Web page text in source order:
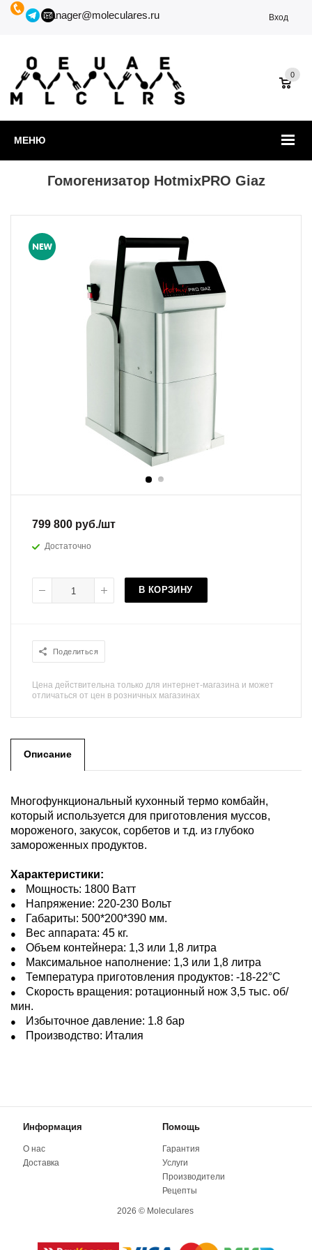
manager@moleculares.ru Вход
МЕНЮ
0
Гомогенизатор HotmixPRO Giaz
799 800 руб./шт
Достаточно
В КОРЗИНУ
Поделиться
Цена действительна только для интернет-магазина и может
отличаться от цен в розничных магазинах
Описание
Многофункциональный кухонный термо комбайн,
который используется для приготовления муссов,
мороженого, закусок, сорбетов и т.д. из глубоко
замороженных продуктов.
Характеристики:
Мощность: 1800 Ватт
Напряжение: 220-230 Вольт
Габариты: 500*200*390 мм.
Вес аппарата: 45 кг.
Объем контейнера: 1,3 или 1,8 литра
Максимальное наполнение: 1,3 или 1,8 литра
Температура приготовления продуктов: -18-22°С
Скорость вращения: ротационный нож 3,5 тыс. об/
мин.
Избыточное давление: 1.8 бар
Производство: Италия
Информация Помощь
О нас
Доставка
Гарантия
Услуги
Производители
Рецепты
2026 © Moleculares